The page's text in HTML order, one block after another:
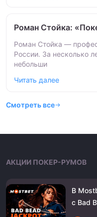
Роман Стойка:
Роман Стойка —
России. За несколько
небольши
Читать далее
Смотреть все
АКЦИИ ПОКЕР-РУМОВ
В
с Bad